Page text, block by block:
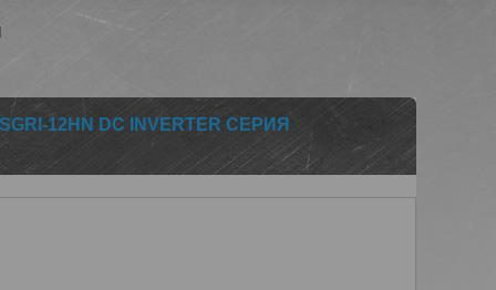
12HN DC INVERTER СЕРИЯ